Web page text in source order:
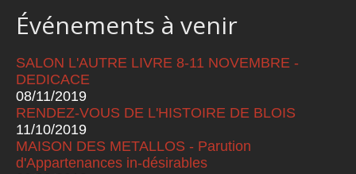
Événements à venir
SALON L'AUTRE LIVRE 8-11 NOVEMBRE -
DEDICACE
08/11/2019
RENDEZ-VOUS DE L'HISTOIRE DE BLOIS
11/10/2019
MAISON DES METALLOS - Parution
d'Appartenances in-désirables